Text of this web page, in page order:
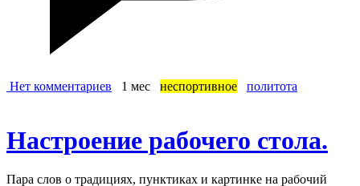
Нет комментариев 1 мес неспортивное политота
Настроение рабочего стола.
Пара слов о традициях, пунктиках и картинке на рабочий